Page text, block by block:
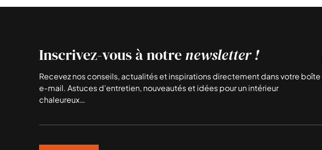
Inscrivez-vous à notrenewsletter !
Recevez nos conseils, actualités et inspirations directement dans votre boîte
e-mail. Astuces d’entretien, nouveautés et idées pour un intérieur
chaleureux…